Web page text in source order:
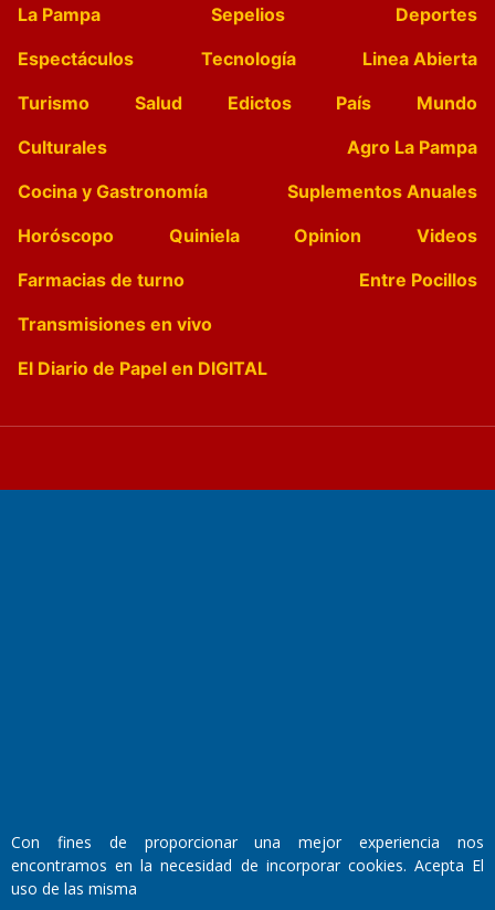
La Pampa Sepelios
Deportes
Espectáculos
Tecnología
Linea Abierta
Turismo
Salud Edictos País
Mundo
Culturales
Agro La Pampa
Cocina y Gastronomía
Suplementos Anuales
Horóscopo
Quiniela Opinion
Videos
Farmacias de turno
Entre Pocillos
Transmisiones en vivo
El Diario de Papel en DIGITAL
Domicilio Legal: José Ingenieros 855,
Con fines de proporcionar una mejor experiencia nos
encontramos en la necesidad de incorporar cookies. Acepta El
uso de las misma